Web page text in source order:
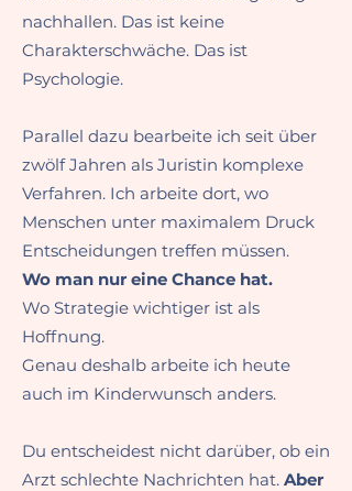
nachhallen. Das ist keine
Charakterschwäche. Das ist
Psychologie.
Parallel dazu bearbeite ich seit über
zwölf Jahren als Juristin komplexe
Verfahren. Ich arbeite dort, wo
Menschen unter maximalem Druck
Entscheidungen treffen müssen.
Wo man nur eine Chance hat.
Wo Strategie wichtiger ist als
Hoffnung.
Genau deshalb arbeite ich heute
auch im Kinderwunsch anders.
Du entscheidest nicht darüber, ob ein
Arzt schlechte Nachrichten hat. Aber